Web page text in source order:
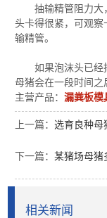
抽输精管阻力大
头卡得很紧，可观
输精管。
如果泡沫头已经
母猪会在一段时间之
主营产品：漏粪板模
上一篇：选育良种母
下一篇：某猪场母猪
相关新闻